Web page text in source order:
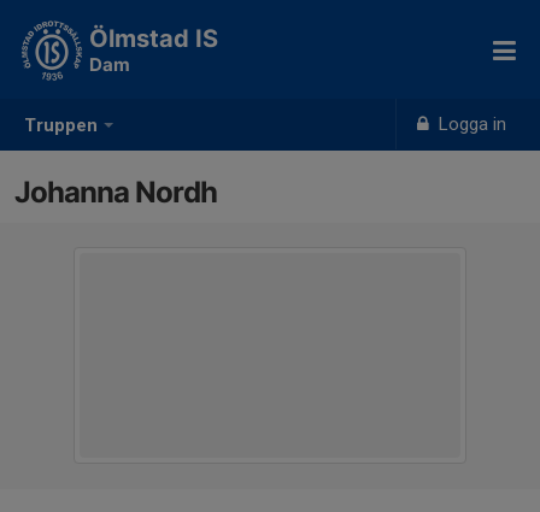
Truppen Logga in
Ölmstad IS
Dam
Johanna Nordh